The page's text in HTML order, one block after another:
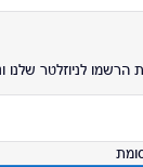
הרשמו לניוזלטר שלנו